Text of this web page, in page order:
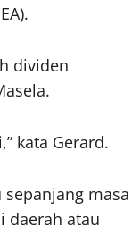
dividen
kata Gerard.
masa
daerah atau